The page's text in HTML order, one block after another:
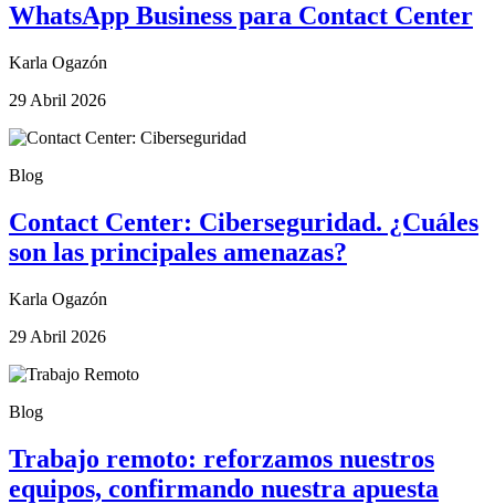
WhatsApp Business para Contact Center
Karla Ogazón
29 Abril 2026
Blog
Contact Center: Ciberseguridad. ¿Cuáles
son las principales amenazas?
Karla Ogazón
29 Abril 2026
Blog
Trabajo remoto: reforzamos nuestros
equipos, confirmando nuestra apuesta